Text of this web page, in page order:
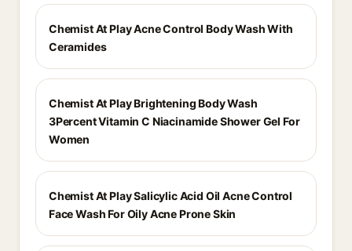
Chemist At Play Acne Control Body Wash With
Ceramides
Chemist At Play Brightening Body Wash
3Percent Vitamin C Niacinamide Shower Gel For
Women
Chemist At Play Salicylic Acid Oil Acne Control
Face Wash For Oily Acne Prone Skin